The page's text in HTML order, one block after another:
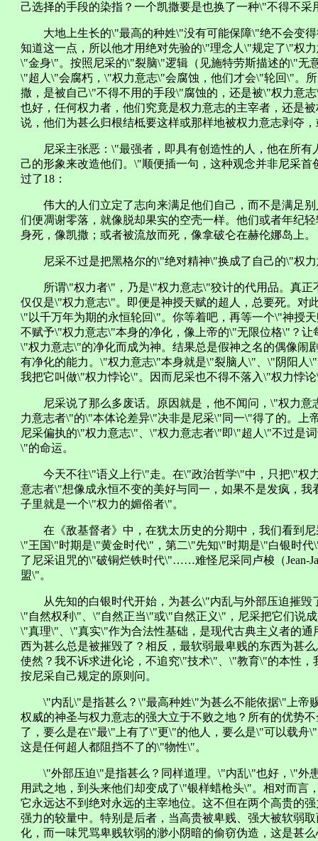
己选择的手段的染指？一个凯撒要是也换了一种\"不得不采
大地上生长的\"最高的种姓\"没有可能保障\"绝不会变得
知道这一点，所以他才用绝对先验的\"理念人\"规定了\"权
\"金身\"。按照尼采的\"裂脑\"逻辑（见施特劳斯描述的\"无
\"超人\"会腐朽，\"权力意志\"会腐蚀，他们才会\"轮回\"。
撒，是被自己\"不得不用的手段\"腐蚀的，还是被\"权力意
也好，任何权力者，他们究竟是权力意志的主宰者，还是
说，他们为甚么归根结柢要这样或那样地被权力意志剥夺
尼采主张恶：\"最强者，即具有创造性的人，他在所有
己的形象来改造他们。\"顺便插一句，这种观念并非尼采首
过了18：
伟大的人们立定了志向来满足他们自己，而不是满足
们便凋谢零落，就像脱却果实的空壳一样。他们或者年纪
身死，像凯撒；或者被流放而死，像拿破仑在赫伦娜岛上。
尼采不过是把黑格尔的\"绝对精神\"换成了自己的\"权力
所谓\"权力者\"，乃是\"权力意志\"狡计的代用品。真正
仅仅是\"权力意志\"。即便是神授天赋的超人，总要死。对
\"以千万年为期的永恒轮回\"。你等着吧，再等一个\"神授
不赋予\"权力意志\"本身的净化，像上帝的\"无限位格\"？
\"权力意志\"的净化而成为神。结果总是假神之名的偶像闹
有净化的能力。\"权力意志\"本身就是\"裂脑人\"、\"阴阳人
我把它叫做\"权力悖论\"。因而尼采也不得不落入\"权力悖
尼采说了那么多废话。原因就是，他不闻问，\"权力意
力意志者\"的\"本体论差异\"决非是尼采\"同一\"得了的。上
尼采偏执的\"权力意志\"、\"权力意志者\"即\"超人\"不过是
\"的命运。
今天不往\"语义上行\"走。在\"政治哲学\"中，只把\"权
意志者\"想像成永恒不变的美好与同一，如果不是发疯，
子里就是一个\"权力的媚俗者\"。
在《敌基督者》中，在犹太历史的分期中，我们看到尼
\"王国\"时期是\"黄金时代\"，第二\"先知\"时期是\"白银时
了尼采诅咒的\"破铜烂铁时代\"……难怪尼采同卢梭（Jean-
盟\"。
从先知的白银时代开始，为甚么\"内乱与外部压迫摧毁
\"自然权利\"、\"自然正当\"或\"自然正义\"，尼采把它们说
\"真理\"、\"真实\"作为合法性基础，是现代古典主义者的
西为甚么总是被摧毁了？相反，最软弱最卑贱的东西为甚
使然？我不诉求进化论，不追究\"技术\"、\"教育\"的本性
按尼采自己规定的原则问。
\"内乱\"是指甚么？\"最高种姓\"为甚么不能依据\"上帝
权威的神圣与权力意志的强大立于不败之地？所有的优势
了，要么是在\"最\"上有了\"更\"的他人，要么是\"可以载舟
这是任何超人都阻挡不了的\"物性\"。
\"外部压迫\"是指甚么？同样道理。\"内乱\"也好，\"外
用武之地，到头来他们却变成了\"银样蜡枪头\"。相对而言
它永远达不到绝对永远的主宰地位。这不但在两个高贵的
强力的较量中。特别是后者，当高贵被卑贱、强大被软弱
化，而一味咒骂卑贱软弱的渺小阴暗的偷窃伪造，这是甚